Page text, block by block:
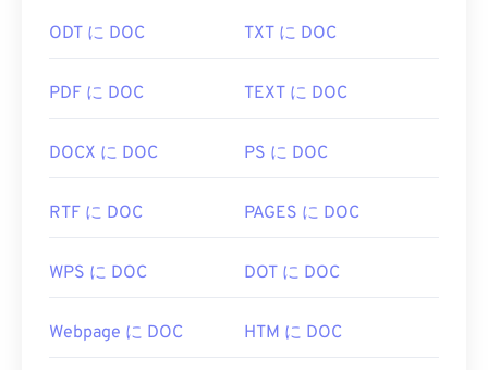
BMPは
Microsoftペイント
アプリケーションで簡単
に開くことができ、Microsoftオペレーティングシ
Microsoftとの関連性があるにもかかわらず、デバ
イス、オペレーティングシステム、またはアプリケ
プリケーションで作成できます。BMPファイルを
は、CorelDRAWの
使用を検討してください。BMP
ODT に DOC TXT に DOC
PDF に DOC TEXT に DOC
DOCX に DOC PS に DOC
RTF に DOC PAGES に DOC
WPS に DOC DOT に DOC
Webpage に DOC HTM に DOC